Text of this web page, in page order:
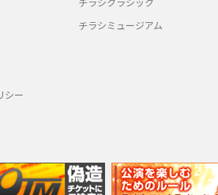
シー
チラシミュージアム